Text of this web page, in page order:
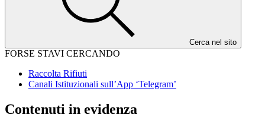
Cerca nel sito
FORSE STAVI CERCANDO
Raccolta Rifiuti
Canali Istituzionali sull’App ‘Telegram’
Contenuti in evidenza